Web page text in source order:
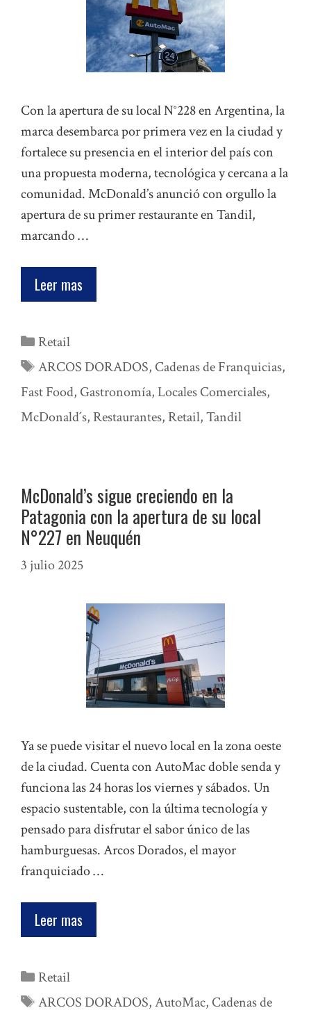
Con la apertura de su local N°228 en Argentina, la
marca desembarca por primera vez en la ciudad y
fortalece su presencia en el interior del país con
una propuesta moderna, tecnológica y cercana a la
comunidad. McDonald’s anunció con orgullo la
apertura de su primer restaurante en Tandil,
marcando …
Leer mas
Categorías
Retail
Etiquetas
ARCOS DORADOS, Cadenas de Franquicias,
Fast Food, Gastronomía,Locales Comerciales,
McDonald´s, Restaurantes, Retail,Tandil
McDonald’s sigue creciendo en la
Patagonia con la apertura de su local
N°227 en Neuquén
3 julio 2025
Ya se puede visitar el nuevo local en la zona oeste
de la ciudad. Cuenta con AutoMac doble senda y
funciona las 24 horas los viernes y sábados. Un
espacio sustentable, con la última tecnología y
pensado para disfrutar el sabor único de las
hamburguesas. Arcos Dorados, el mayor
franquiciado …
Leer mas
Categorías
Retail
Etiquetas
ARCOS DORADOS,AutoMac, Cadenas de